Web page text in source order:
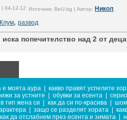
| 04-12-12 Източник: BeU.bg | Автор: Никол
, развод
попечителство над 2 от
е моята аура
какво правят успелите
за устните обувки за есента
тип жена си как да си по-красива
защо се разделят хората
как да отслабнем през есента и зимата